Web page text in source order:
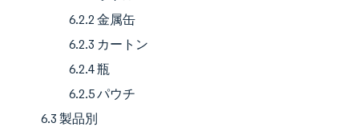
6.2.2 金属缶
6.2.3 カートン
6.2.4 瓶
6.2.5 パウチ
6.3 製品別